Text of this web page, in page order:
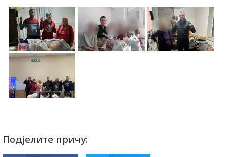
Подјелите причу: